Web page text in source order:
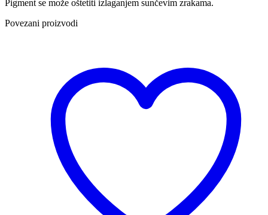
Pigment se može oštetiti izlaganjem sunčevim zrakama.
Povezani proizvodi